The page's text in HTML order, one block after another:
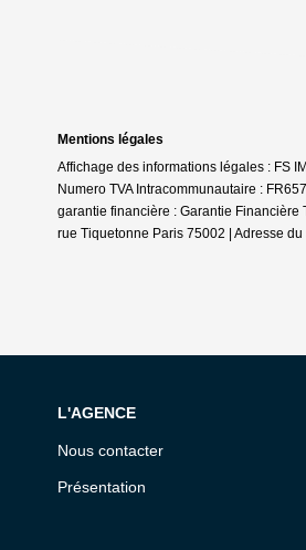
Mentions légales
Affichage des informations légales : FS
Numero TVA Intracommunautaire :
garantie financière : Garantie Financière
rue Tiquetonne Paris 75002 | Adresse du
L'AGENCE
Nous contacter
Présentation